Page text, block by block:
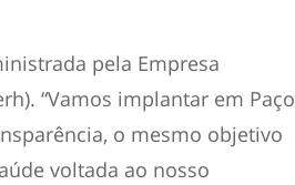
pela Empresa
“Vamos implantar em Paço
o mesmo objetivo
voltada ao nosso